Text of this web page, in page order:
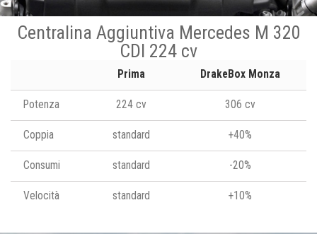
Centralina Aggiuntiva Mercedes M 320
CDI 224 cv
Prima DrakeBox Monza
Potenza 224 cv 306 cv
Coppia standard +40%
Consumi standard -20%
Velocità standard +10%